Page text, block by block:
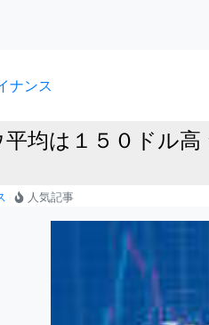
ナンス
平均は１５０ドル
人気記事